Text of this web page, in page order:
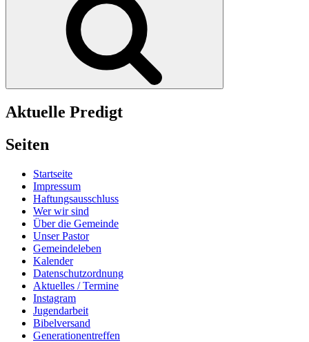
Aktuelle Predigt
Seiten
Startseite
Impressum
Haftungsausschluss
Wer wir sind
Über die Gemeinde
Unser Pastor
Gemeindeleben
Kalender
Datenschutzordnung
Aktuelles / Termine
Instagram
Jugendarbeit
Bibelversand
Generationentreffen